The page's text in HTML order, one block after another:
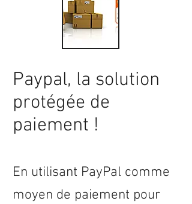
Paypal, la solution
protégée de
paiement !
En utilisant PayPal comme
moyen de paiement pour